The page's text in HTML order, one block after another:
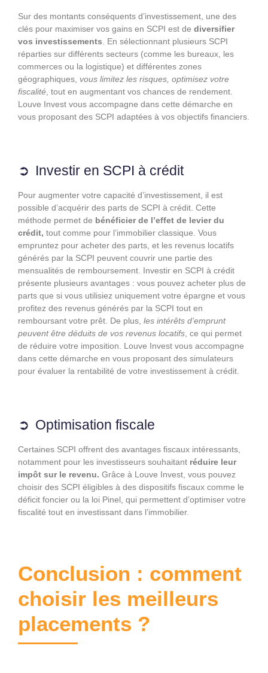
Sur des montants conséquents d’investissement, une des
clés pour maximiser vos gains en SCPI est de diversifier
vos investissements . En sélectionnant plusieurs SCPI
réparties sur différents secteurs (comme les bureaux, les
commerces ou la logistique) et différentes zones
géographiques, vous limitez les risques, optimisez votre
fiscalité , tout en augmentant vos chances de rendement.
Louve Invest vous accompagne dans cette démarche en
vous proposant des SCPI adaptées à vos objectifs financiers.
Investir en SCPI à crédit
Pour augmenter votre capacité d’investissement, il est
possible d’acquérir des parts de SCPI à crédit. Cette
méthode permet de bénéficier de l’effet de levier du
crédit, tout comme pour l’immobilier classique. Vous
empruntez pour acheter des parts, et les revenus locatifs
générés par la SCPI peuvent couvrir une partie des
mensualités de remboursement. Investir en SCPI à crédit
présente plusieurs avantages : vous pouvez acheter plus de
parts que si vous utilisiez uniquement votre épargne et vous
profitez des revenus générés par la SCPI tout en
remboursant votre prêt. De plus, les intérêts d’emprunt
peuvent être déduits de vos revenus locatifs , ce qui permet
de réduire votre imposition. Louve Invest vous accompagne
dans cette démarche en vous proposant des simulateurs
pour évaluer la rentabilité de votre investissement à crédit.
Optimisation fiscale
Certaines SCPI offrent des avantages fiscaux intéressants,
notamment pour les investisseurs souhaitant réduire leur
impôt sur le revenu. Grâce à Louve Invest, vous pouvez
choisir des SCPI éligibles à des dispositifs fiscaux comme le
déficit foncier ou la loi Pinel, qui permettent d’optimiser votre
fiscalité tout en investissant dans l’immobilier.
Conclusion : comment
choisir les meilleurs
placements ?